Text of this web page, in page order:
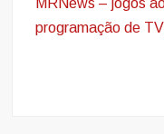
programação de